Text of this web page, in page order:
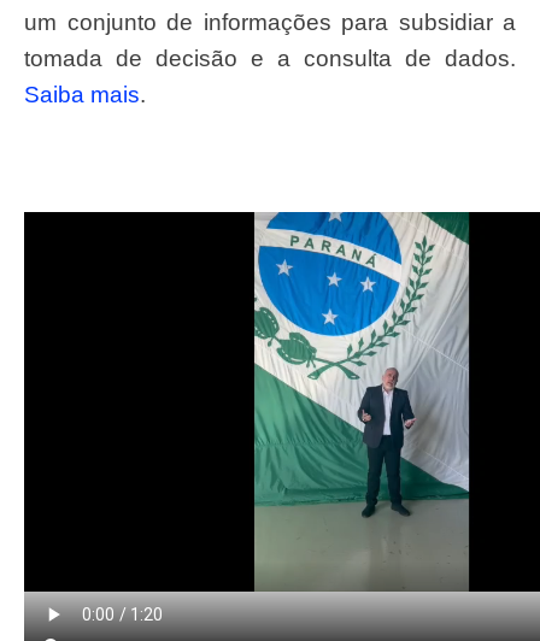
um conjunto de informações para subsidiar a
tomada de decisão e a consulta de dados.
Saiba mais.